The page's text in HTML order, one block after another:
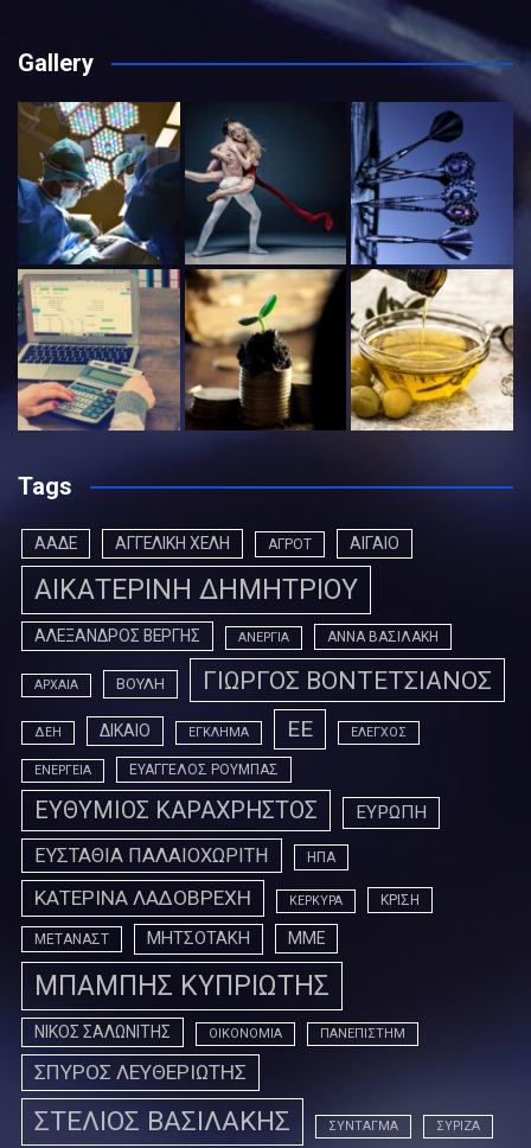
Gallery
Tags
ΑΑΔΕ ΑΓΓΕΛΙΚΗ ΧΕΛΗ ΑΓΡΟΤ ΑΙΓΑΙΟ
ΑΙΚΑΤΕΡΙΝΗ ΔΗΜΗΤΡΙΟΥ
ΑΛΕΞΑΝΔΡΟΣ ΒΕΡΓΗΣ ΑΝΕΡΓΙΑ ΑΝΝΑ ΒΑΣΙΛΑΚΗ
ΑΡΧΑΙΑ ΒΟΥΛΗ ΓΙΩΡΓΟΣ ΒΟΝΤΕΤΣΙΑΝΟΣ
ΔΕΗ ΔΙΚΑΙΟ ΕΓΚΛΗΜΑ ΕΕ ΕΛΕΓΧΟΣ
ΕΝΕΡΓΕΙΑ ΕΥΑΓΓΕΛΟΣ ΡΟΥΜΠΑΣ
ΕΥΘΥΜΙΟΣ ΚΑΡΑΧΡΗΣΤΟΣ ΕΥΡΩΠΗ
ΕΥΣΤΑΘΙΑ ΠΑΛΑΙΟΧΩΡΙΤΗ ΗΠΑ
ΚΑΤΕΡΙΝΑ ΛΑΔΟΒΡΕΧΗ ΚΕΡΚΥΡΑ ΚΡΙΣΗ
ΜΕΤΑΝΑΣΤ ΜΗΤΣΟΤΑΚΗ ΜΜΕ
ΜΠΑΜΠΗΣ ΚΥΠΡΙΩΤΗΣ
ΝΙΚΟΣ ΣΑΛΩΝΙΤΗΣ ΟΙΚΟΝΟΜΙΑ ΠΑΝΕΠΙΣΤΗΜ
ΣΠΥΡΟΣ ΛΕΥΘΕΡΙΩΤΗΣ
ΣΤΕΛΙΟΣ ΒΑΣΙΛΑΚΗΣ ΣΥΝΤΑΓΜΑ ΣΥΡΙΖΑ